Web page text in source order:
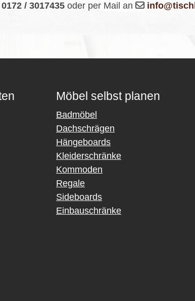
0172 / 3017435 oder per Mail an
Möbel selbst planen
Badmöbel
Dachschrägen
Hängeboards
Kleiderschränke
Kommoden
Regale
Sideboards
Einbauschränke